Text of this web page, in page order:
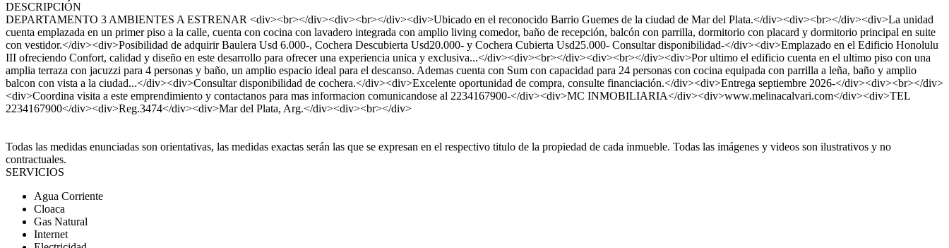
DESCRIPCIÓN
DEPARTAMENTO 3 AMBIENTES A ESTRENAR <div><br></div><div><br></div><div>Ubicado en el reconocido Barrio Guemes de la ciudad de Mar del Plata.</div><div><br></div><div>La unidad
cuenta emplazada en un primer piso a la calle, cuenta con cocina con lavadero integrada con amplio living comedor, baño de recepción, balcón con parrilla, dormitorio con placard y dormitorio principal en suite
con vestidor.</div><div>Posibilidad de adquirir Baulera Usd 6.000-, Cochera Descubierta Usd20.000- y Cochera Cubierta Usd25.000- Consultar disponibilidad-</div><div>Emplazado en el Edificio Honolulu
III ofreciendo Confort, calidad y diseño en este desarrollo para ofrecer una experiencia unica y exclusiva...</div><div><br></div><div><br></div><div>Por ultimo el edificio cuenta en el ultimo piso con una
amplia terraza con jacuzzi para 4 personas y baño, un amplio espacio ideal para el descanso. Ademas cuenta con Sum con capacidad para 24 personas con cocina equipada con parrilla a leña, baño y amplio
balcon con vista a la ciudad...</div><div>Consultar disponibilidad de cochera.</div><div>Excelente oportunidad de compra, consulte financiación.</div><div>Entrega septiembre 2026-</div><div><br></div>
<div>Coordina visita a este emprendimiento y contactanos para mas informacion comunicandose al 2234167900-</div><div>MC INMOBILIARIA</div><div>www.melinacalvari.com</div><div>TEL
2234167900</div><div>Reg.3474</div><div>Mar del Plata, Arg.</div><div><br></div>
Todas las medidas enunciadas son orientativas, las medidas exactas serán las que se expresan en el respectivo titulo de la propiedad de cada inmueble. Todas las imágenes y videos son ilustrativos y no
contractuales.
SERVICIOS
Agua Corriente
Cloaca
Gas Natural
Internet